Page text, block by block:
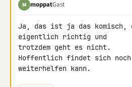
M moppatGast
Ja, das ist ja das
eigentlich richtig und
trotzdem geht es nicht.
Hoffentlich findet sich
weiterhelfen kann.